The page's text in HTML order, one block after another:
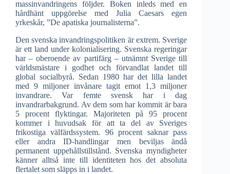
massinvandringens följder. Boken inleds med en
hårdhänt uppgörelse med Julia Caesars egen
yrkeskår, ”De apatiska journalisterna”.
Den svenska invandringspolitiken är extrem. Sverige
är ett land under kolonialisering. Svenska regeringar
har – oberoende av partifärg – utnämnt Sverige till
världsmästare i godhet och förvandlat landet till
global socialbyrå. Sedan 1980 har det lilla landet
med 9 miljoner invånare tagit emot 1,3 miljoner
invandrare. Var femte svensk har i dag
invandrarbakgrund. Av dem som har kommit är bara
5 procent flyktingar. Majoriteten på 95 procent
kommer i huvudsak för att ta del av Sveriges
frikostiga välfärdssystem. 96 procent saknar pass
eller andra ID-handlingar men beviljas ändå
permanent uppehållstillstånd. Svenska myndigheter
känner alltså inte till identiteten hos det absoluta
flertalet som släpps in i landet.